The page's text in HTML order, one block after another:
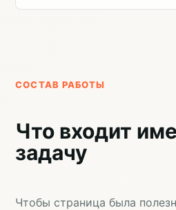
СОСТАВ РАБОТЫ
Что входит
задачу
Чтобы страница была